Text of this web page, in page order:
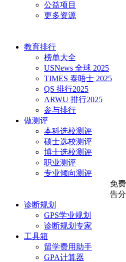
公益项目
更多资源
教育排行
榜单大全
USNews 全球 2025
TIMES 泰晤士 2025
QS 排行2025
ARWU 排行2025
参与排行
做测评
本科选校测评
硕士选校测评
博士选校测评
职业测评
专业倾向测评
免
告
诊断规划
GPS学业规划
诊断规划专家
工具箱
留学费用助手
GPA计算器